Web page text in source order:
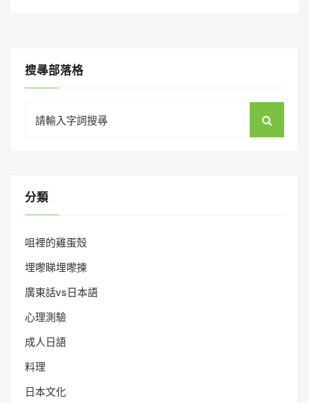
搜㝷部落格
for:
分類
咀裡的雞蛋殼
埋嚟睇埋嚟揀
廣東話vs日本語
心理測驗
成人日語
料理
日本文化